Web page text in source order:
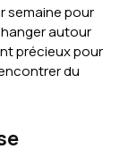
semaine pour
autour
précieux pour
du